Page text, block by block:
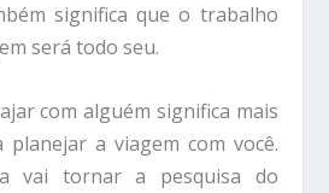
significa que o trabalho
será todo seu.
com alguém significa mais
planejar a viagem com você.
vai tornar a pesquisa do